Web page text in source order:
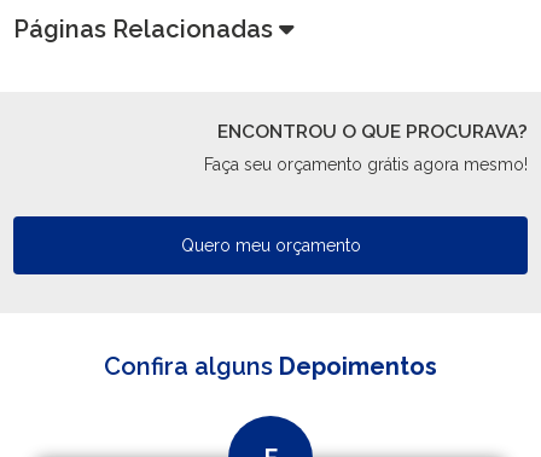
Páginas Relacionadas
ENCONTROU O QUE PROCURAVA?
Faça seu orçamento grátis agora mesmo!
Quero meu orçamento
Confira alguns Depoimentos